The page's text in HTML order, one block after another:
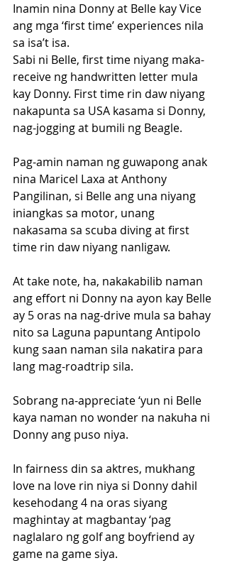
Inamin nina Donny at Belle kay Vice
ang mga ‘first time’ experiences nila
sa isa’t isa.
Sabi ni Belle, first time niyang maka-
receive ng handwritten letter mula
kay Donny. First time rin daw niyang
nakapunta sa USA kasama si Donny,
nag-jogging at bumili ng Beagle.
Pag-amin naman ng guwapong anak
nina Maricel Laxa at Anthony
Pangilinan, si Belle ang una niyang
iniangkas sa motor, unang
nakasama sa scuba diving at first
time rin daw niyang nanligaw.
At take note, ha, nakakabilib naman
ang effort ni Donny na ayon kay Belle
ay 5 oras na nag-drive mula sa bahay
nito sa Laguna papuntang Antipolo
kung saan naman sila nakatira para
lang mag-roadtrip sila.
Sobrang na-appreciate ‘yun ni Belle
kaya naman no wonder na nakuha ni
Donny ang puso niya.
In fairness din sa aktres, mukhang
love na love rin niya si Donny dahil
kesehodang 4 na oras siyang
maghintay at magbantay ‘pag
naglalaro ng golf ang boyfriend ay
game na game siya.